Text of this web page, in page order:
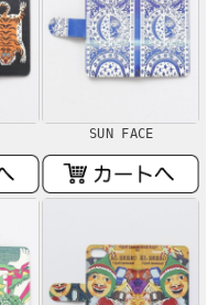
SUN FACE